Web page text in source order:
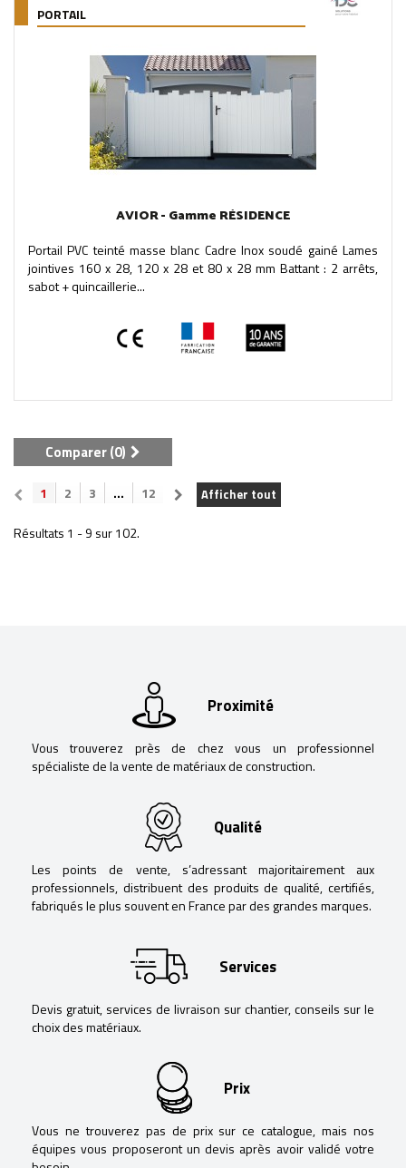
PORTAIL
AVIOR - Gamme RÉSIDENCE
Portail PVC teinté masse blanc Cadre Inox soudé gainé Lames
jointives 160 x 28, 120 x 28 et 80 x 28 mm Battant : 2 arrêts,
sabot + quincaillerie...
Comparer (0)
Afficher tout
1 2 3 ... 12
Résultats 1 - 9 sur 102.
Proximité
Vous trouverez près de chez vous un professionnel
spécialiste de la vente de matériaux de construction.
Qualité
Les points de vente, s’adressant majoritairement aux
professionnels, distribuent des produits de qualité, certifiés,
fabriqués le plus souvent en France par des grandes marques.
Services
Devis gratuit, services de livraison sur chantier, conseils sur le
choix des matériaux.
Prix
Vous ne trouverez pas de prix sur ce catalogue, mais nos
équipes vous proposeront un devis après avoir validé votre